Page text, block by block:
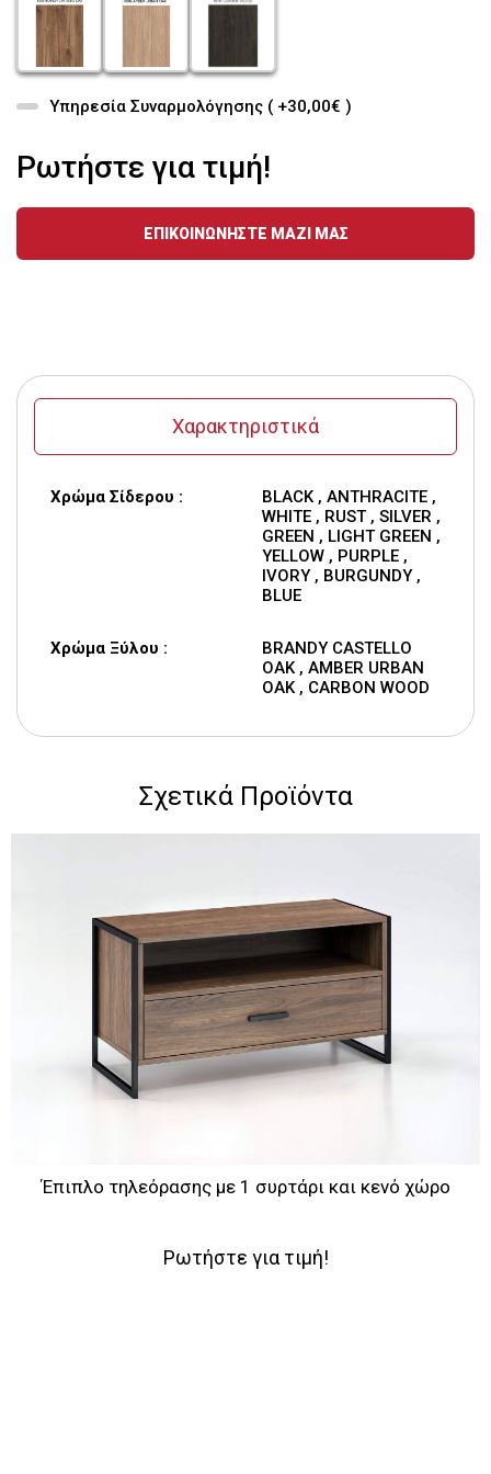
Υπηρεσία Συναρμολόγησης ( +30,00€ )
Ρωτήστε για τιμή!
ΕΠΙΚΟΙΝΩΝΗΣΤΕ ΜΑΖΙ ΜΑΣ
Χαρακτηριστικά
Χρώμα Σίδερου :
BLACK , ANTHRACITE ,
WHITE , RUST , SILVER ,
GREEN , LIGHT GREEN ,
YELLOW , PURPLE ,
IVORY , BURGUNDY ,
BLUE
Χρώμα Ξύλου :
BRANDY CASTELLO
OAK , AMBER URBAN
OAK , CARBON WOOD
Σχετικά Προϊόντα
Έπιπλο τηλεόρασης με 1 συρτάρι και κενό χώρο
Ρωτήστε για τιμή!